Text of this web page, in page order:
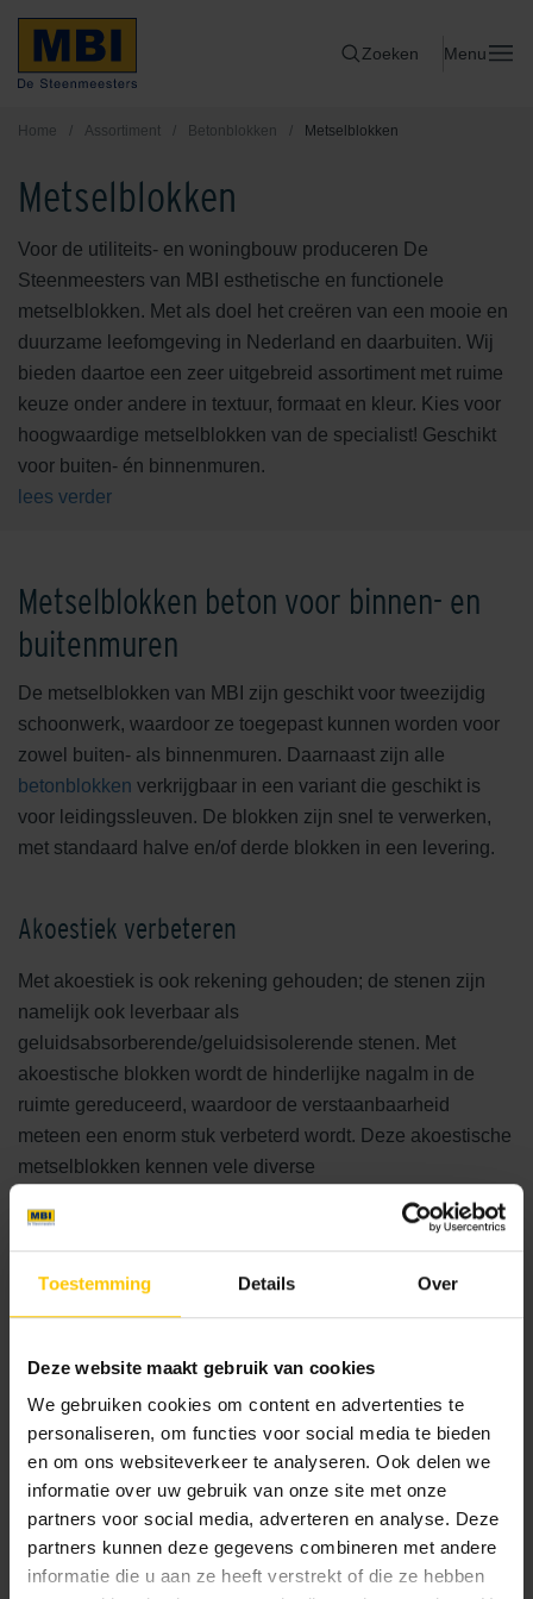
Toestemming Details Over
Deze website maakt gebruik van cookies
We gebruiken cookies om content en advertenties te
personaliseren, om functies voor social media te bieden
en om ons websiteverkeer te analyseren. Ook delen we
informatie over uw gebruik van onze site met onze
partners voor social media, adverteren en analyse. Deze
partners kunnen deze gegevens combineren met andere
informatie die u aan ze heeft verstrekt of die ze hebben
Zoeken Menu
Home / Assortiment / Betonblokken / Metselblokken
Metselblokken
Voor de utiliteits- en woningbouw produceren De
Steenmeesters van MBI esthetische en functionele
metselblokken. Met als doel het creëren van een mooie en
duurzame leefomgeving in Nederland en daarbuiten. Wij
bieden daartoe een zeer uitgebreid assortiment met ruime
keuze onder andere in textuur, formaat en kleur. Kies voor
hoogwaardige metselblokken van de specialist! Geschikt
voor buiten- én binnenmuren.
lees verder
Banden
Betonblokken
Stenen
Tegels
Toebehoren
Metselblokken beton voor binnen- en
buitenmuren
De metselblokken van MBI zijn geschikt voor tweezijdig
schoonwerk, waardoor ze toegepast kunnen worden voor
zowel buiten- als binnenmuren. Daarnaast zijn alle
betonblokken verkrijgbaar in een variant die geschikt is
voor leidingssleuven. De blokken zijn snel te verwerken,
met standaard halve en/of derde blokken in een levering.
Akoestiek verbeteren
Met akoestiek is ook rekening gehouden; de stenen zijn
namelijk ook leverbaar als
geluidsabsorberende/geluidsisolerende stenen. Met
akoestische blokken wordt de hinderlijke nagalm in de
ruimte gereduceerd, waardoor de verstaanbaarheid
meteen een enorm stuk verbeterd wordt. Deze akoestische
metselblokken kennen vele diverse
toepassingsmogelijkheden, zoals scholen (gangen en
klaslokalen), aula’s, zwembaden, multifunctionele
kazernes en ruimten met transformatoren. Daarnaast is
deze oplossing ook uiterst geschikt voor
langs snelwegen. De akoestische blokken zijn zowel
functioneel als decoratief en past in elk concept.Lees hier
meer.
Neem contact op